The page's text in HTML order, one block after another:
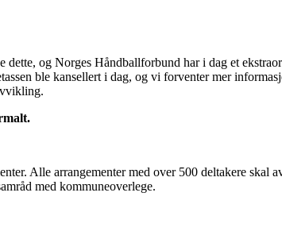
dette, og Norges Håndballforbund har i dag et
ble kansellert i dag, og vi forventer mer
Alle arrangementer med over 500 deltakere skal
med kommuneoverlege.